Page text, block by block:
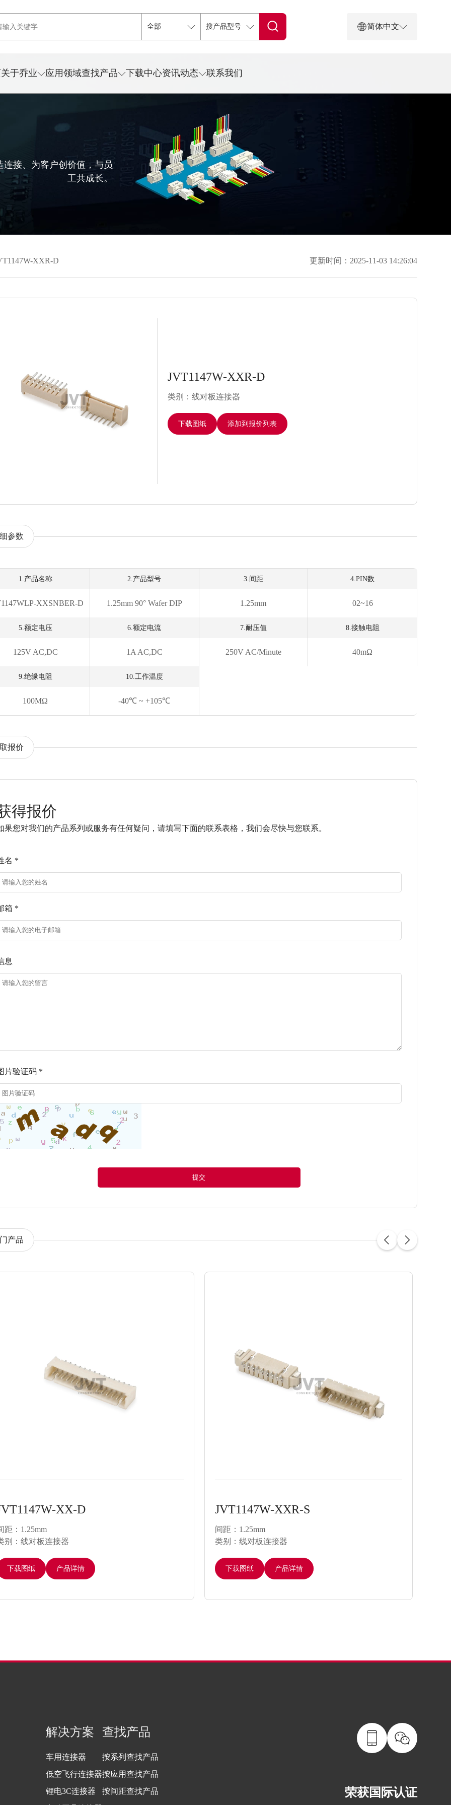
简体中文
关于乔业 应用领域查找产品 下载中心资讯动态 联系我们
接、为客户创价值，与员
工共成长。
XXR-D 更新时间：2025-11-03 14:26:04
JVT1147W-XXR-D
类别：线对板连接器
下载图纸 添加到报价列表
参数
1.产品名称
XXSNBER-D
2.产品型号
1.25mm 90° Wafer DIP
3.间距
1.25mm
4.PIN数
02~16
5.额定电压
125V AC,DC
6.额定电流
1A AC,DC
7.耐压值
250V AC/minute
8.接触电阻
40mΩ
9.绝缘电阻
100MΩ
10.工作温度
-40℃ ~ +105℃
报价
得报价
果您对我们的产品系列或服务有任何疑问，请填写下面的联系表格，我们会尽快与您联系。
名 *
箱 *
息
片验证码 *
提交
产品
XX-D
距：1.25mm
别：线对板连接器
下载图纸 产品详情
JVT1147W-XXR-S
间距：1.25mm
类别：线对板连接器
下载图纸 产品详情
解决方案
车用连接器
低空飞行连接器
锂电3C连接器
查找产品
按系列查找产品
按应用查找产品
按间距查找产品
荣获国际认证